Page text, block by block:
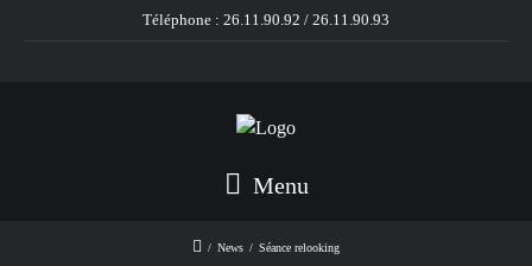
Téléphone : 26.11.90.92 / 26.11.90.93
Menu
/ News / Séance relooking